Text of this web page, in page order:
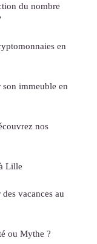
du nombre
en
immeuble en
nos
Lille
vacances au
ou Mythe ?